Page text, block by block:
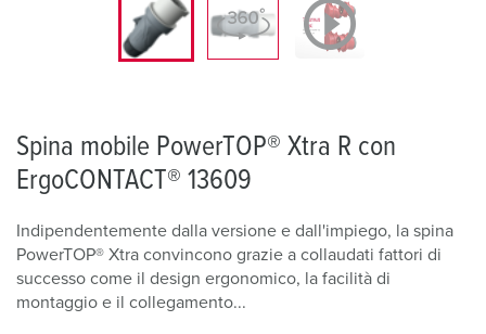
Spina mobile PowerTOP® Xtra R con
ErgoCONTACT® 13609
Indipendentemente dalla versione e dall'impiego, la spina
PowerTOP® Xtra convincono grazie a collaudati fattori di
successo come il design ergonomico, la facilità di
montaggio e il collegamento...